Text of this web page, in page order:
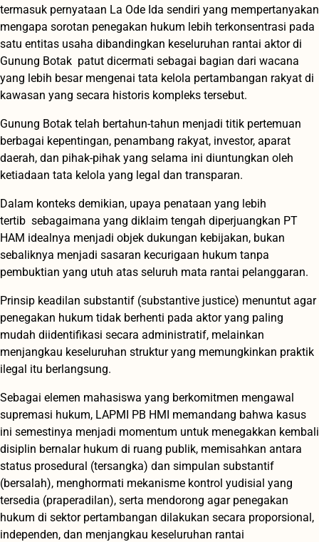
termasuk pernyataan La Ode Ida sendiri yang mempertanyakan
mengapa sorotan penegakan hukum lebih terkonsentrasi pada
satu entitas usaha dibandingkan keseluruhan rantai aktor di
Gunung Botak patut dicermati sebagai bagian dari wacana
yang lebih besar mengenai tata kelola pertambangan rakyat di
kawasan yang secara historis kompleks tersebut.
Gunung Botak telah bertahun-tahun menjadi titik pertemuan
berbagai kepentingan, penambang rakyat, investor, aparat
daerah, dan pihak-pihak yang selama ini diuntungkan oleh
ketiadaan tata kelola yang legal dan transparan.
Dalam konteks demikian, upaya penataan yang lebih
tertib sebagaimana yang diklaim tengah diperjuangkan PT
HAM idealnya menjadi objek dukungan kebijakan, bukan
sebaliknya menjadi sasaran kecurigaan hukum tanpa
pembuktian yang utuh atas seluruh mata rantai pelanggaran.
Prinsip keadilan substantif (substantive justice) menuntut agar
penegakan hukum tidak berhenti pada aktor yang paling
mudah diidentifikasi secara administratif, melainkan
menjangkau keseluruhan struktur yang memungkinkan praktik
ilegal itu berlangsung.
Sebagai elemen mahasiswa yang berkomitmen mengawal
supremasi hukum, LAPMI PB HMI memandang bahwa kasus
ini semestinya menjadi momentum untuk menegakkan kembali
disiplin bernalar hukum di ruang publik, memisahkan antara
status prosedural (tersangka) dan simpulan substantif
(bersalah), menghormati mekanisme kontrol yudisial yang
tersedia (praperadilan), serta mendorong agar penegakan
hukum di sektor pertambangan dilakukan secara proporsional,
independen, dan menjangkau keseluruhan rantai